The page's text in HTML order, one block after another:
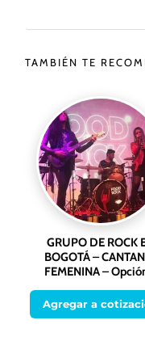
TAMBIÉN TE
GRUPO DE ROCK
BOGOTÁ –
FEMENINA –
Agregar a